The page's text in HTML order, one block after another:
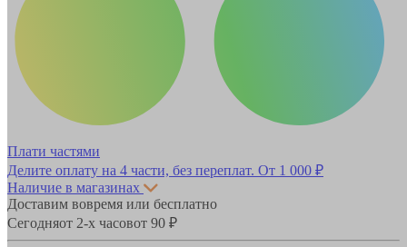
Плати частями
Делите оплату на 4 части, без переплат. От 1 000 ₽
Наличие в магазинах
Доставим вовремя или бесплатно
Сегодняот 2-х часовот 90 ₽